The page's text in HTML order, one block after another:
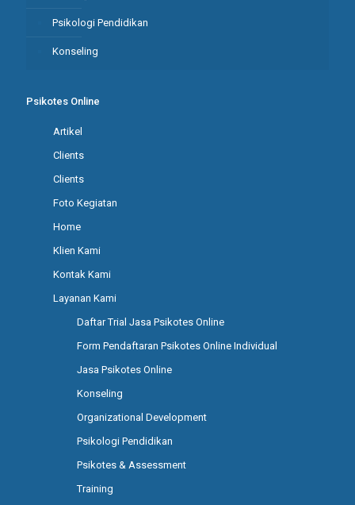
Psikologi Pendidikan
Konseling
Psikotes Online
Artikel
Clients
Clients
Foto Kegiatan
Home
Klien Kami
Kontak Kami
Layanan Kami
Daftar Trial Jasa Psikotes Online
Form Pendaftaran Psikotes Online Individual
Jasa Psikotes Online
Konseling
Organizational Development
Psikologi Pendidikan
Psikotes & Assessment
Training